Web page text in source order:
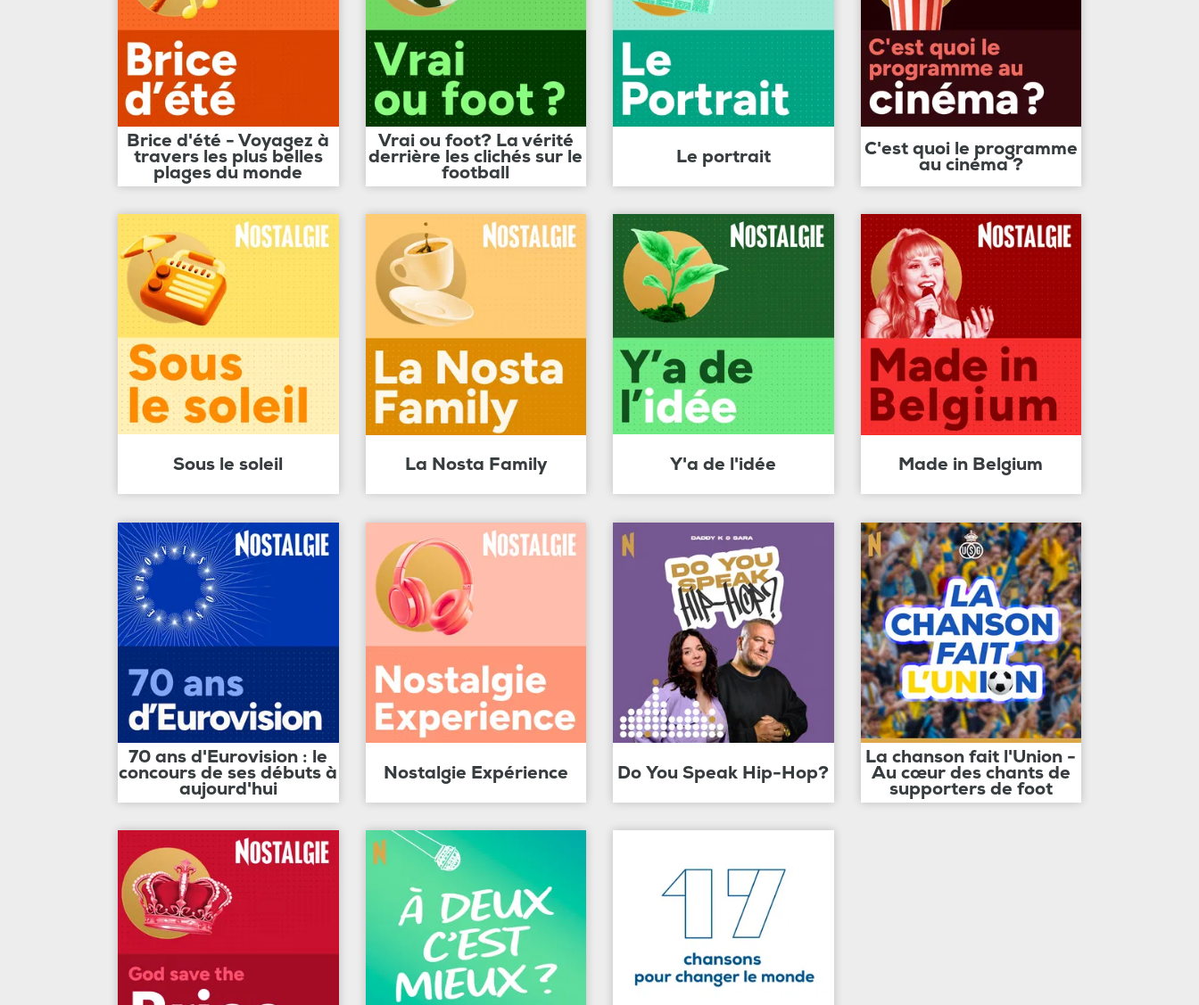
Brice d'été - Voyagez à
travers les plus belles
plages du monde
Vrai ou foot? La vérité
derrière les clichés sur le
football
Le portrait C'est quoi le programme
au cinéma ?
Sous le soleil La Nosta Family Y'a de l'idée Made in Belgium
70 ans d'Eurovision : le
concours de ses débuts à
aujourd'hui
Nostalgie Expérience Do You Speak Hip-Hop?
La chanson fait l'Union -
Au cœur des chants de
supporters de foot